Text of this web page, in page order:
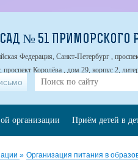
» Организация питания в
№ 51 ПРИМОРСКОГО
Федерация, Санкт-Петербург ,
Королёва , дом 29, корпус 2,
организации Приём детей в